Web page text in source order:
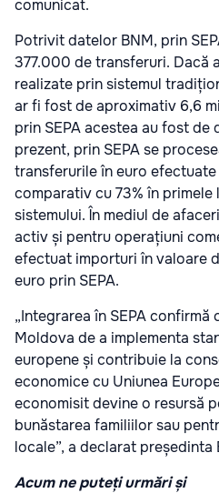
comunicat.
Potrivit datelor BNM, prin
377.000 de transferuri. Dacă
realizate prin sistemul
ar fi fost de aproximativ 6,6
prin SEPA acestea au fost
prezent, prin SEPA se
transferurile în euro
comparativ cu 73% în primele
sistemului. În mediul de
activ și pentru operațiuni
efectuat importuri în valoare
euro prin SEPA.
„Integrarea în SEPA
Moldova de a implementa
europene și contribuie la
economice cu Uniunea
economisit devine o resursă
bunăstarea familiilor sau
locale”, a declarat președinta
Acum ne puteți urmări și